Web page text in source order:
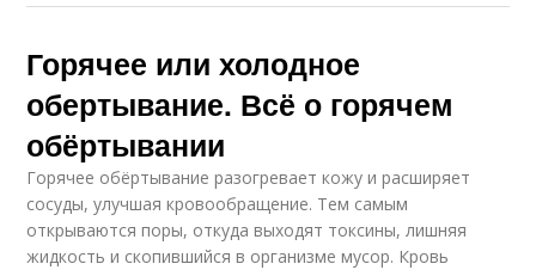
Горячее или холодное
обертывание. Всё о горячем
обёртывании
Горячее обёртывание разогревает кожу и расширяет
сосуды, улучшая кровообращение. Тем самым
открываются поры, откуда выходят токсины, лишняя
жидкость и скопившийся в организме мусор. Кровь